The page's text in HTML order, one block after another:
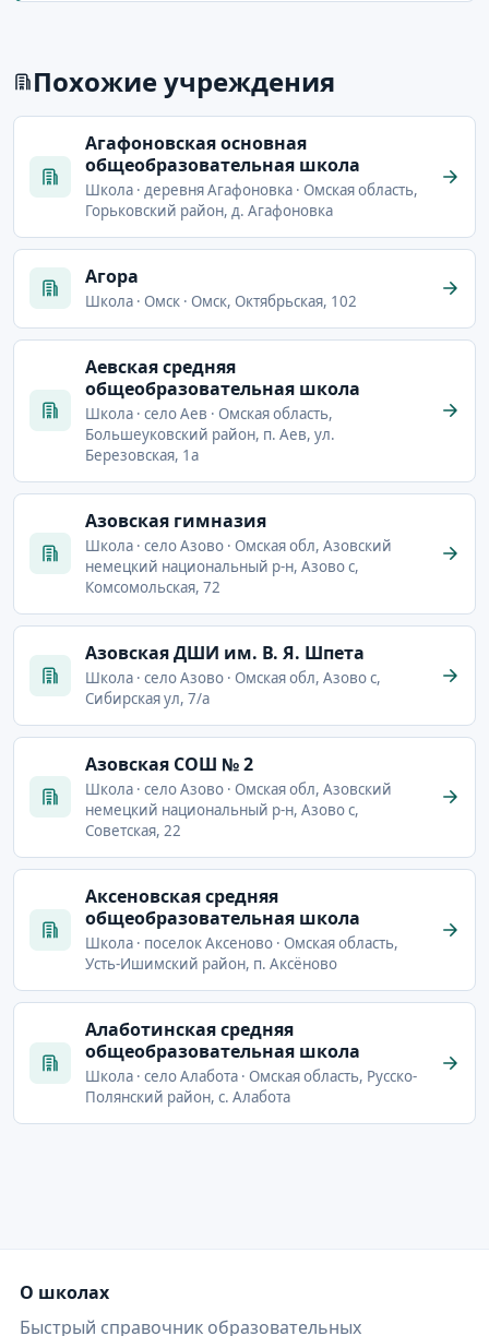
Похожие учреждения
Агафоновская основная
общеобразовательная школа
Школа · деревня Агафоновка · Омская область,
Горьковский район, д. Агафоновка
Агора
Школа · Омск · Омск, Октябрьская, 102
Аевская средняя
общеобразовательная школа
Школа · село Аев · Омская область,
Большеуковский район, п. Аев, ул.
Березовская, 1а
Азовская гимназия
Школа · село Азово · Омская обл, Азовский
немецкий национальный р-н, Азово с,
Комсомольская, 72
Азовская ДШИ им. В. Я. Шпета
Школа · село Азово · Омская обл, Азово с,
Сибирская ул, 7/а
Азовская СОШ № 2
Школа · село Азово · Омская обл, Азовский
немецкий национальный р-н, Азово с,
Советская, 22
Аксеновская средняя
общеобразовательная школа
Школа · поселок Аксеново · Омская область,
Усть-Ишимский район, п. Аксёново
Алаботинская средняя
общеобразовательная школа
Школа · село Алабота · Омская область, Русско-
Полянский район, с. Алабота
О школах
Быстрый справочник образовательных